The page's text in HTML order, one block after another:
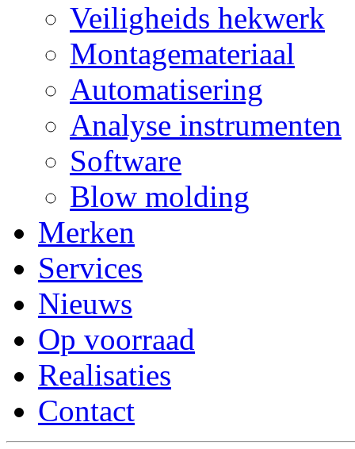
Veiligheids hekwerk
Montagemateriaal
Automatisering
Analyse instrumenten
Software
Blow molding
Merken
Services
Nieuws
Op voorraad
Realisaties
Contact